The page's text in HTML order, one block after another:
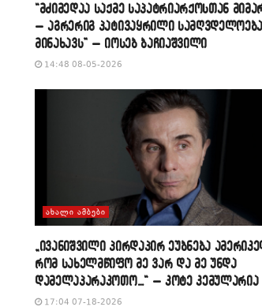
“მძიმედაა საქმე საპატრიარქოსთან
– აგრერიგ პატივაყრილი
მინახავს” – იოსებ ბაჩიაშვილი
14:48 08-05-2026
ᲐᲮᲐᲚᲘ ᲐᲛᲑᲔᲑᲘ
„ივანიშვილი პირდაპირ ეუბნება
რომ სახელმწიფო მე ვარ და მე უნდა
დამელაპარაკოთო…“ – კოტე კემულარია
17:04 07-18-2026